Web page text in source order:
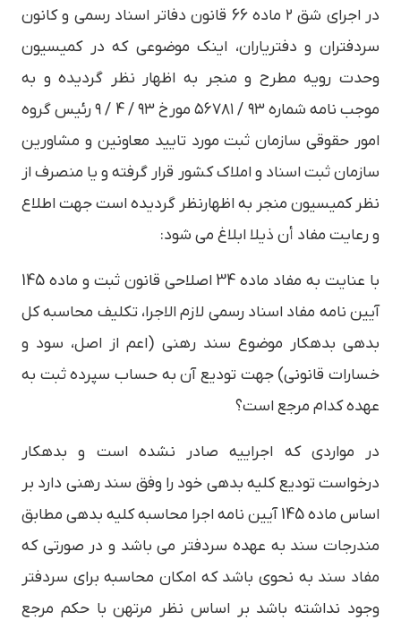
در اجرای شق ۲ ماده 66 قانون دفاتر اسناد رسمی و کانون
سردفتران و دفتریاران، اینک موضوعی که در کمیسیون
وحدت رویه مطرح و منجر به اظهار نظر گردیده و به
موجب نامه شماره ۹۳ / ۵۶۷۸۱ مورخ ۹۳ / 4 / ۹ رئیس گروه
امور حقوقی سازمان ثبت مورد تایید معاونین و مشاورین
سازمان ثبت اسناد و املاک کشور قرار گرفته و یا منصرف از
نظر کمیسیون منجر به اظهارنظر گردیده است جهت اطلاع
و رعایت مفاد أن ذیلا ابلاغ می شود:
با عنایت به مفاد ماده 34 اصلاحی قانون ثبت و ماده 145
آیین نامه مفاد اسناد رسمی لازم الاجرا، تکلیف محاسبه کل
بدهی بدهکار موضوع سند رهنی (اعم از اصل، سود و
خسارات قانونی) جهت تودیع آن به حساب سپرده ثبت به
عهده کدام مرجع است؟
در مواردی که اجراییه صادر نشده است و بدهکار
درخواست تودیع کلیه بدهی خود را وفق سند رهنی دارد بر
اساس ماده 145 آیین نامه اجرا محاسبه کلیه بدهی مطابق
مندرجات سند به عهده سردفتر می باشد و در صورتی که
مفاد سند به نحوی باشد که امکان محاسبه برای سردفتر
وجود نداشته باشد بر اساس نظر مرتهن با حکم مرجع